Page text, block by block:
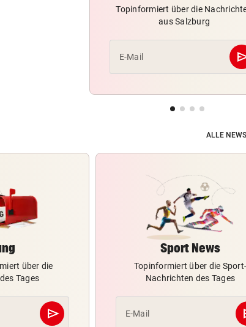
Topinformiert über die
aus Salzburg
E-Mail
ALLE
über die
Tages
send
Abschicken
Sport News
Topinformiert über die Sport-
Nachrichten des Tages
E-Mail